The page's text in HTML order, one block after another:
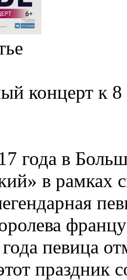
концерт к
года в
в рамках
певица